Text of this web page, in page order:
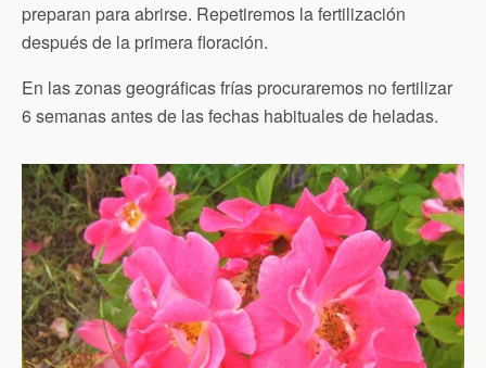
preparan para abrirse. Repetiremos la fertilización
después de la primera floración.
En las zonas geográficas frías procuraremos no fertilizar
6 semanas antes de las fechas habituales de heladas.